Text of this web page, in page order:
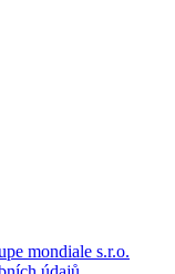
mondiale s.r.o.